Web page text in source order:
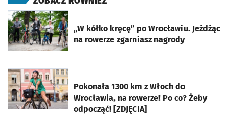
„W kółko kręcę” po Wrocławiu. Jeżdżąc
na rowerze zgarniasz nagrody
otworzy się w nowej karcie
Pokonała 1300 km z Włoch do
Wrocławia, na rowerze! Po co? Żeby
odpocząć! [ZDJĘCIA]
otworzy się w nowej karcie